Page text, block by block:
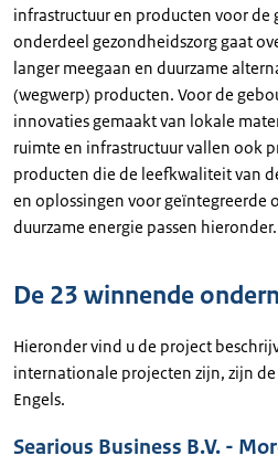
infrastructuur en producten voor de
onderdeel gezondheidszorg gaat
langer meegaan en duurzame
(wegwerp) producten. Voor de
innovaties gemaakt van lokale
ruimte en infrastructuur vallen ook
producten die de leefkwaliteit van
en oplossingen voor geïntegreerde
duurzame energie passen hieronder.
De 23 winnende
Hieronder vind u de project
internationale projecten zijn, zijn
Engels.
Searious Business B.V. -